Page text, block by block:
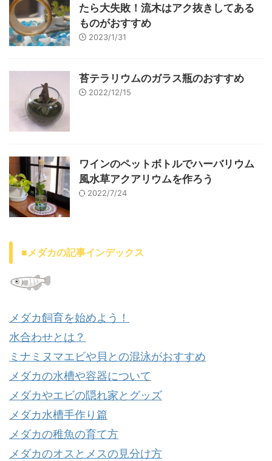
たら大失敗！流木はアク抜きしてある
ものがおすすめ
2023/1/31
苔テラリウムのガラス瓶のおすすめ
2022/12/15
ワインのペットボトルでハーバリウム
風水草アクアリウムを作ろう
2022/7/24
■メダカの記事インデックス
メダカ飼育を始めよう！
水合わせとは？
ミナミヌマエビや貝との混泳がおすすめ
メダカの水槽や容器について
メダカやエビの隠れ家とグッズ
メダカ水槽手作り篇
メダカの稚魚の育て方
メダカのオスとメスの見分け方